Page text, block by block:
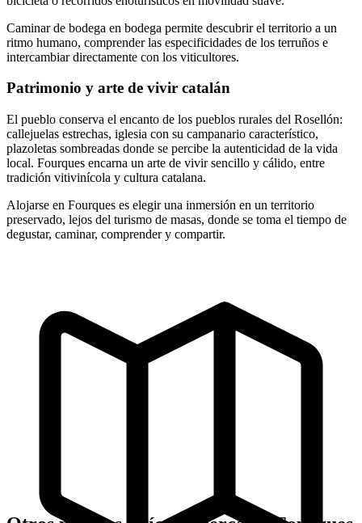
Caminar de bodega en bodega permite descubrir el territorio a un
ritmo humano, comprender las especificidades de los terruños e
intercambiar directamente con los viticultores.
Patrimonio y arte de vivir catalán
El pueblo conserva el encanto de los pueblos rurales del Rosellón:
callejuelas estrechas, iglesia con su campanario característico,
plazoletas sombreadas donde se percibe la autenticidad de la vida
local. Fourques encarna un arte de vivir sencillo y cálido, entre
tradición vitivinícola y cultura catalana.
Alojarse en Fourques es elegir una inmersión en un territorio
preservado, lejos del turismo de masas, donde se toma el tiempo de
degustar, caminar, comprender y compartir.